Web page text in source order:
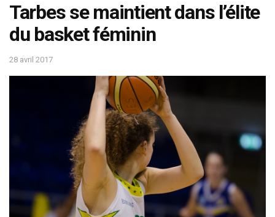
Tarbes se maintient dans l’élite
du basket féminin
28 avril 2017